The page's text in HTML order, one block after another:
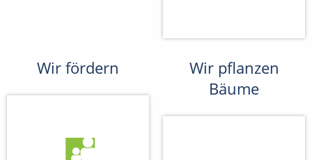
Wir fördern
Wir pflanzen
Bäume